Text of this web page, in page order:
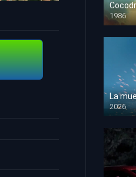
1986
HD
La
2026
HD 1080p